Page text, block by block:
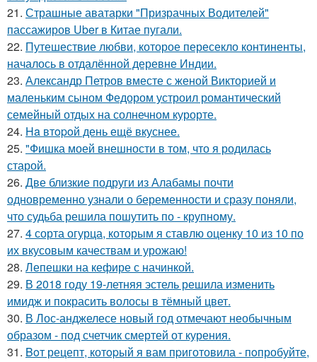
21. Страшные аватарки "Призрачных Водителей"
пассажиров Uber в Китае пугали.
22. Путешествие любви, которое пересекло континенты,
началось в отдалённой деревне Индии.
23. Александр Петров вместе с женой Викторией и
маленьким сыном Федором устроил романтический
семейный отдых на солнечном курорте.
24. Ha втopoй день ещё вкуснее.
25. "Фишка моей внешности в том, что я родилась
старой.
26. Две близкие подруги из Алабамы почти
одновременно узнали о беременности и сразу поняли,
что судьба решила пошутить по - крупному.
27. 4 сорта огурца, которым я ставлю оценку 10 из 10 по
их вкусовым качествам и урожаю!
28. Лепешки на кефире с начинкой.
29. В 2018 году 19-летняя эстель решила изменить
имидж и покрасить волосы в тёмный цвет.
30. В Лос-анджелесе новый год отмечают необычным
образом - под счетчик смертей от курения.
31. Boт рецепт, котopый я вам пpиготовила - пoпробуйте,